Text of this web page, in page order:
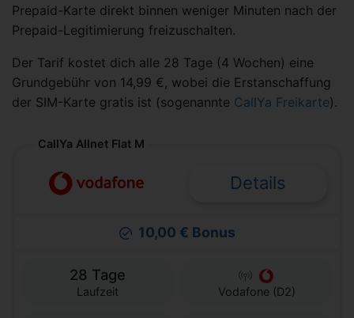
Prepaid-Karte direkt binnen weniger Minuten nach der
Prepaid-Legitimierung freizuschalten.
Der Tarif kostet dich alle 28 Tage (4 Wochen) eine
Grundgebühr von 14,99 €, wobei die Erstanschaffung
der SIM-Karte gratis ist (sogenannte CallYa Freikarte).
CallYa Allnet Flat M
Details
10,00 € Bonus
28 Tage
Laufzeit Vodafone (D2)